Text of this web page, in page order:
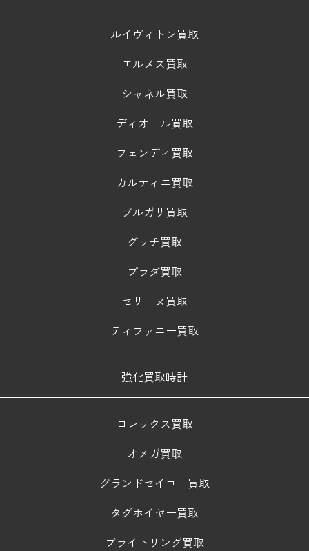
ルイヴィトン買取
エルメス買取
シャネル買取
ディオール買取
フェンディ買取
カルティエ買取
ブルガリ買取
グッチ買取
プラダ買取
セリーヌ買取
ティファニー買取
強化買取時計
ロレックス買取
オメガ買取
グランドセイコー買取
タグホイヤー買取
ブライトリング買取